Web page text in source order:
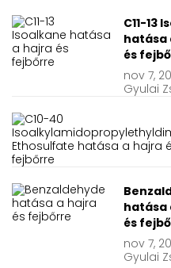
C11-13
hatása
és
nov 7,
Gyulai
hatása
és
nov 7,
Gyulai